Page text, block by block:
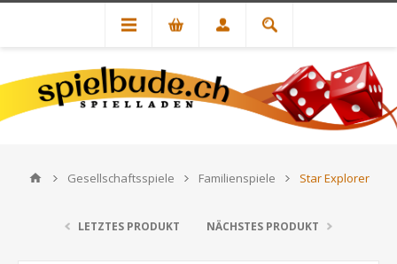
Gesellschaftsspiele Familienspiele Star Explorer
LETZTES PRODUKT NÄCHSTES PRODUKT